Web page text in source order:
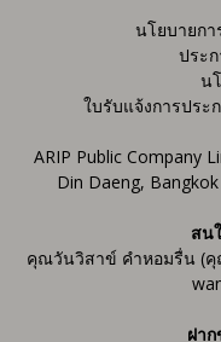
นโยบายก
ประ
น
ใบรับแจ้งการปร
ARIP Public Company
Din Daeng,
สน
คุณวันวิสาข์ คำหอมรื่น (คุ
ฝา